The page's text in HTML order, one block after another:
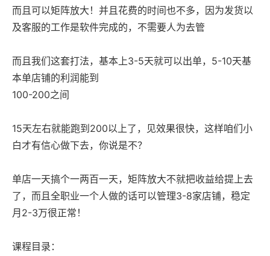
而且可以矩阵放大！并且花费的时间也不多，因为发货以
及客服的工作是软件完成的，不需要人为去管
而且我们这套打法，基本上3-5天就可以出单，5-10天基
本单店铺的利润能到
100-200之间
15天左右就能跑到200以上了，见效果很快，这样咱们小
白才有信心做下去，你说是不？
单店一天搞个一两百一天，矩阵放大不就把收益给提上去
了，而且全职业一个人做的话可以管理3-8家店铺，稳定
月2-3万很正常！
课程目录：